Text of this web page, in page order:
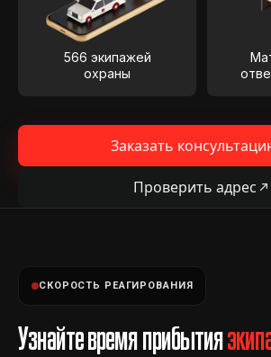
566 экипажей
охраны
Заказать
Проверить адрес
СКОРОСТЬ РЕАГИРОВАНИЯ
Узнайте время прибытия